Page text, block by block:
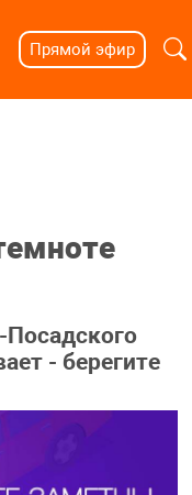
Прямой эфир
- берегите